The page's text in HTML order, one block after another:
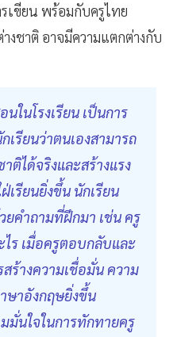
เขียน พร้อมกับครูไทย
งชาติ อาจมีความแตกต่างกับ
ในโรงเรียน เป็นการ
เรียนว่าตนเองสามารถ
ติได้จริงและสร้างแรง
เรียนยิ่งขึ้น นักเรียน
คำถามที่ฝึกมา เช่น ครู
ร เมื่อครูตอบกลับและ
สร้างความเชื่อมั่น ความ
ษาอังกฤษยิ่งขึ้น
มมั่นใจในการทักทายครู